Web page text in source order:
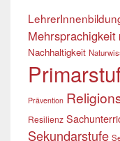
Mehrsprachigkeit
Nachhaltigkeit
Prävention
Resilienz
Sekundarstufe